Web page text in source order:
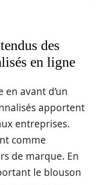
des
en ligne
en avant d’un
apportent
entreprises.
comme
de marque. En
le blouson